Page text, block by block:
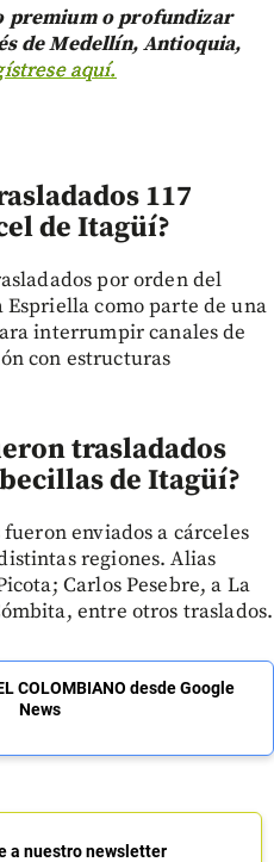
premium o profundizar
de Medellín, Antioquia,
aquí.
117
de Itagüí?
por orden del
como parte de una
interrumpir canales de
con estructuras
trasladados
de Itagüí?
enviados a cárceles
regiones. Alias
Carlos Pesebre, a La
entre otros traslados.
COLOMBIANO desde Google
News
a nuestro newsletter